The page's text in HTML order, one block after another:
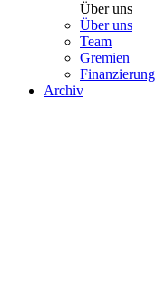
Über uns
Über uns
Team
Gremien
Finanzierung
Archiv